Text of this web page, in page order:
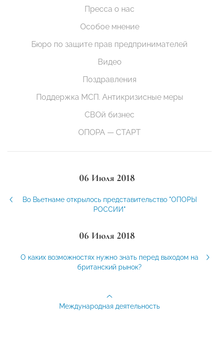
Пресса о нас
Особое мнение
Бюро по защите прав предпринимателей
Видео
Поздравления
Поддержка МСП. Антикризисные меры
СВОй бизнес
ОПОРА — СТАРТ
06 Июля 2018
Во Вьетнаме открылось представительство "ОПОРЫ
РОССИИ"
06 Июля 2018
О каких возможностях нужно знать перед выходом на
британский рынок?
Международная деятельность